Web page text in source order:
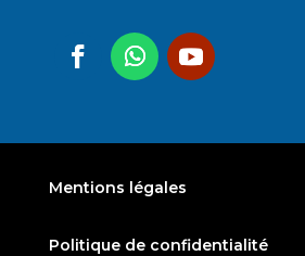
Mentions légales
Politique de confidentialité